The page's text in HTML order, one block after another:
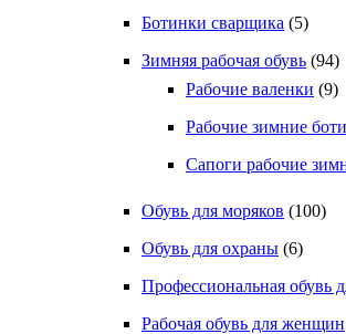
Ботинки сварщика (5)
Зимняя рабочая обувь (94)
Рабочие валенки (9)
Рабочие зимние
Сапоги рабочие
Обувь для моряков (100)
Обувь для охраны (6)
Профессиональная обувь
Рабочая обувь для женщин